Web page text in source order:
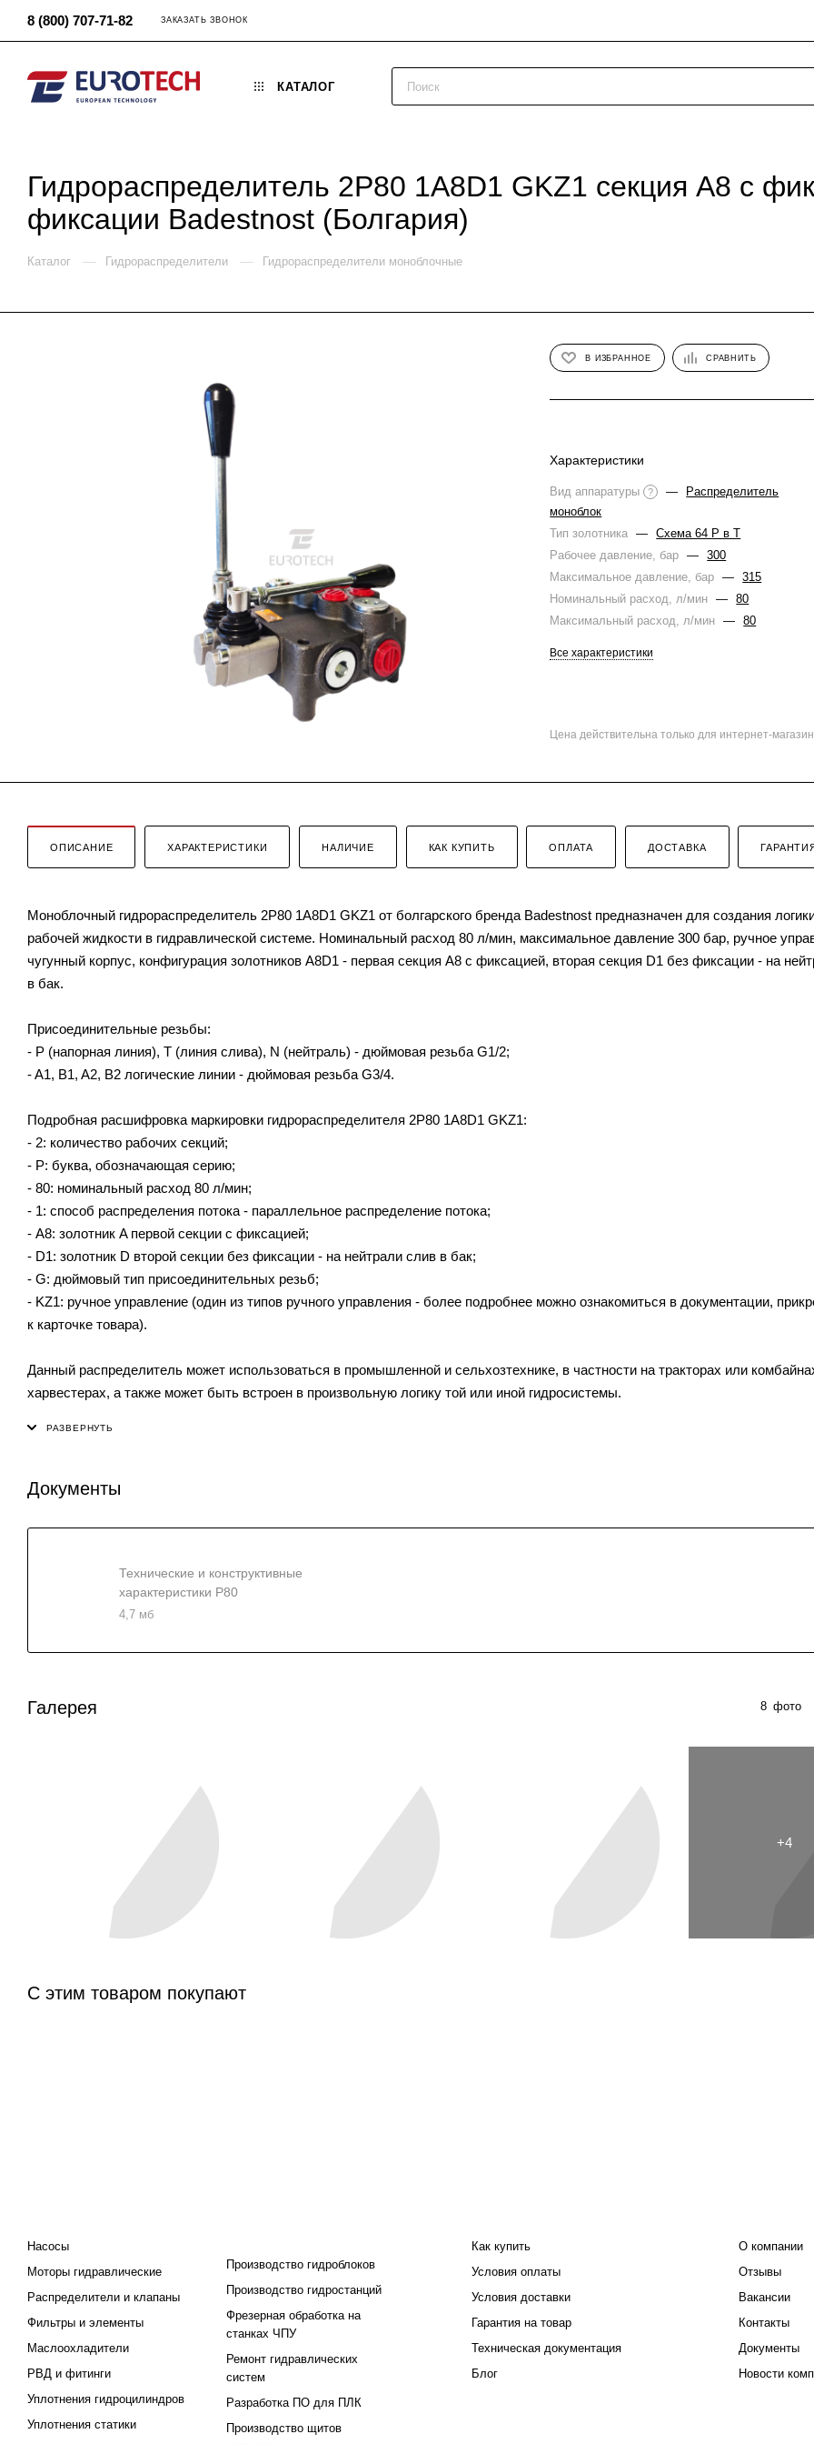
8 (800) 707-71-82 ЗАКАЗАТЬ ЗВОНОК
КАТАЛОГ
Гидрораспределитель 2P80 1A8D1 GKZ1 секция A8 с
фиксации Badestnost (Болгария)
Каталог — Гидрораспределители — Гидрораспределители моноблочные
В ИЗБРАННОЕ СРАВНИТЬ
Характеристики
Вид аппаратуры ? —
Распределитель
моноблок
Тип золотника
—
Схема 64 Р в Т
Рабочее давление, бар
—
300
Максимальное давление, бар
—
315
Номинальный расход, л/мин
—
80
Максимальный расход, л/мин
— 80
Все характеристики
Цена действительна только для интернет-
ОПИСАНИЕ ХАРАКТЕРИСТИКИ НАЛИЧИЕ КАК КУПИТЬ ОПЛАТА ДОСТАВКА
Моноблочный гидрораспределитель 2P80 1A8D1 GKZ1 от болгарского бренда Badestnost предназначен для создания
рабочей жидкости в гидравлической системе. Номинальный расход 80 л/мин, максимальное давление 300 бар, ручное
чугунный корпус, конфигурация золотников A8D1 - первая секция A8 с фиксацией, вторая секция D1 без фиксации - на
в бак.
Присоединительные резьбы:
- P (напорная линия), T (линия слива), N (нейтраль) - дюймовая резьба G1/2;
- A1, B1, A2, B2 логические линии - дюймовая резьба G3/4.
Подробная расшифровка маркировки гидрораспределителя 2P80 1A8D1 GKZ1:
- 2: количество рабочих секций;
- P: буква, обозначающая серию;
- 80: номинальный расход 80 л/мин;
- 1: способ распределения потока - параллельное распределение потока;
- A8: золотник A первой секции с фиксацией;
- D1: золотник D второй секции без фиксации - на нейтрали слив в бак;
- G: дюймовый тип присоединительных резьб;
- KZ1: ручное управление (один из типов ручного управления - более подробнее можно ознакомиться в документации,
к карточке товара).
Данный распределитель может использоваться в промышленной и сельхозтехнике, в частности на тракторах или
харвестерах, а также может быть встроен в произвольную логику той или иной гидросистемы.
Документы
Технические и конструктивные
характеристики P80
4,7 мб
Галерея 8 фото
С этим товаром покупают
Насосы
Моторы гидравлические
Распределители и клапаны
Фильтры и элементы
Маслоохладители
РВД и фитинги
Уплотнения гидроцилиндров
Уплотнения статики
Производство гидроблоков
Производство гидростанций
Фрезерная обработка на
станках ЧПУ
Ремонт гидравлических
систем
Разработка ПО для ПЛК
Производство щитов
Как купить
Условия оплаты
Условия доставки
Гарантия на товар
Техническая документация
Блог
О компании
Отзывы
Вакансии
Контакты
Документы
Новости